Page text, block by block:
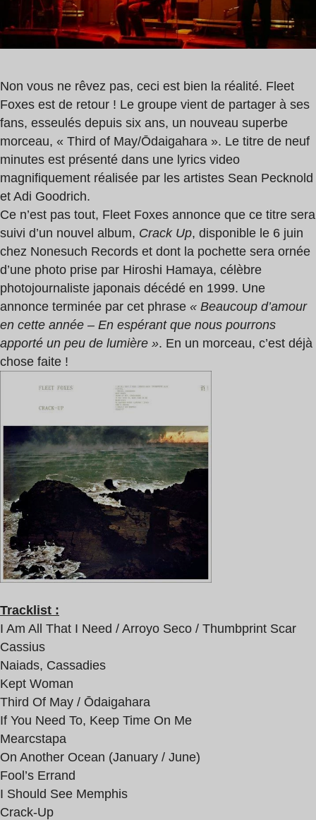
Non vous ne rêvez pas, ceci est bien la réalité. Fleet
Foxes est de retour ! Le groupe vient de partager à ses
fans, esseulés depuis six ans, un nouveau superbe
morceau, « Third of May/Ōdaigahara ». Le titre de neuf
minutes est présenté dans une lyrics video
magnifiquement réalisée par les artistes Sean Pecknold
et Adi Goodrich.
Ce n’est pas tout, Fleet Foxes annonce que ce titre sera
suivi d’un nouvel album, Crack Up, disponible le 6 juin
chez Nonesuch Records et dont la pochette sera ornée
d’une photo prise par Hiroshi Hamaya, célèbre
photojournaliste japonais décédé en 1999. Une
annonce terminée par cet phrase « Beaucoup d’amour
en cette année – En espérant que nous pourrons
apporté un peu de lumière ». En un morceau, c’est déjà
chose faite !
Tracklist :
I Am All That I Need / Arroyo Seco / Thumbprint Scar
Cassius
Naiads, Cassadies
Kept Woman
Third Of May / Ōdaigahara
If You Need To, Keep Time On Me
Mearcstapa
On Another Ocean (January / June)
Fool’s Errand
I Should See Memphis
Crack-Up